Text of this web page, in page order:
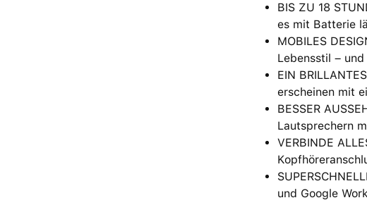
BIS ZU 18
es mit Batterie
MOBILES
Lebensstil –
EIN
erscheinen mit
BESSER
Lautsprechern
VERBINDE
und Google